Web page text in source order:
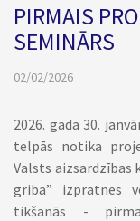
PIRMAIS
SEMINĀRS
02/02/2026
2026. gada 30.
telpās notika
Valsts aizsardzības
griba” izpratnes
tikšanās -